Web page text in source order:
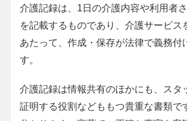
介護記録は、1日の介護内容や利用者
を記載するものであり、介護サービス
あたって、作成・保存が法律で義務付
す。
介護記録は情報共有のほかにも、スタ
証明する役割などももつ貴重な書類で